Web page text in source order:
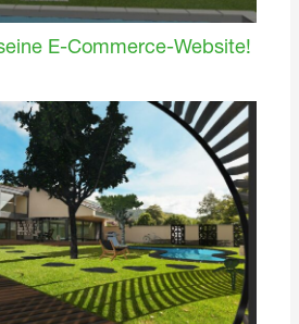
E-Commerce-Website!